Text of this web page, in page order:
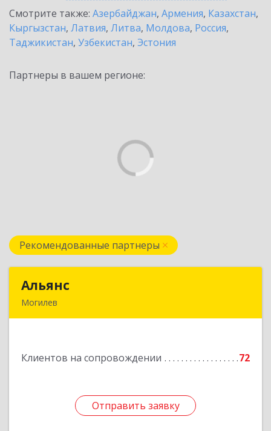
Смотрите также: Азербайджан, Армения, Казахстан,
Кыргызстан, Латвия, Литва, Молдова, Россия,
Таджикистан, Узбекистан, Эстония
Партнеры в вашем регионе:
Рекомендованные партнеры
Альянс
Могилев
Клиентов на сопровождении 72
Отправить заявку
Отправить заявку